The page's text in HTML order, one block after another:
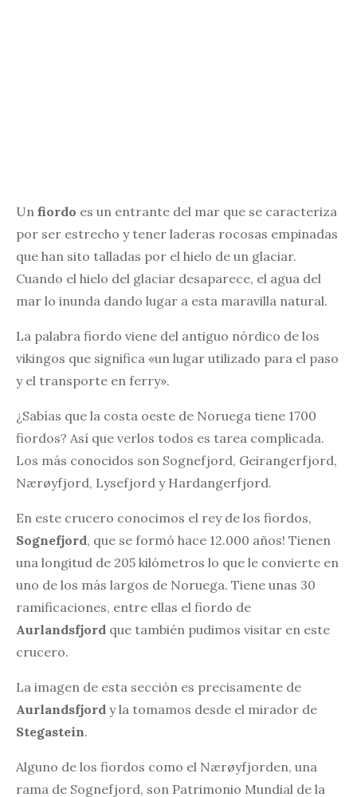
Un fiordo es un entrante del mar que se caracteriza
por ser estrecho y tener laderas rocosas empinadas
que han sito talladas por el hielo de un glaciar.
Cuando el hielo del glaciar desaparece, el agua del
mar lo inunda dando lugar a esta maravilla natural.
La palabra fiordo viene del antiguo nórdico de los
vikingos que significa «un lugar utilizado para el paso
y el transporte en ferry».
¿Sabías que la costa oeste de Noruega tiene 1700
fiordos? Así que verlos todos es tarea complicada.
Los más conocidos son Sognefjord, Geirangerfjord,
Nærøyfjord, Lysefjord y Hardangerfjord.
En este crucero conocimos el rey de los fiordos,
Sognefjord, que se formó hace 12.000 años! Tienen
una longitud de 205 kilómetros lo que le convierte en
uno de los más largos de Noruega. Tiene unas 30
ramificaciones, entre ellas el fiordo de
Aurlandsfjord que también pudimos visitar en este
crucero.
La imagen de esta sección es precisamente de
Aurlandsfjord y la tomamos desde el mirador de
Stegastein.
Alguno de los fiordos como el Nærøyfjorden, una
rama de Sognefjord, son Patrimonio Mundial de la